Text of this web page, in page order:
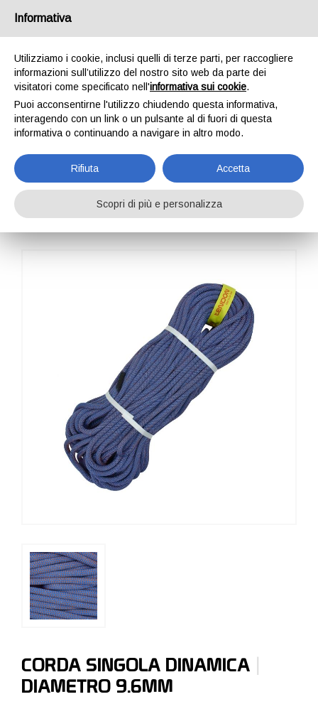
DYNAMIC MASTER 9.6
DYNAMIC MASTER
9.6
CORDA SINGOLA DINAMICA
DIAMETRO 9.6MM
Informativa
Utilizziamo i cookie, inclusi quelli di terze parti, per raccogliere
informazioni sull’utilizzo del nostro sito web da parte dei
visitatori come specificato nell'informativa sui cookie.
Puoi acconsentirne l'utilizzo chiudendo questa informativa,
interagendo con un link o un pulsante al di fuori di questa
informativa o continuando a navigare in altro modo.
Rifiuta Accetta
Scopri di più e personalizza